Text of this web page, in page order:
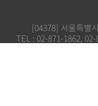
[04378] 서울특별
TEL : 02-871-1862,